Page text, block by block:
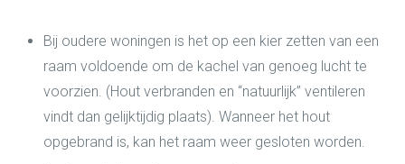
Bij oudere woningen is het op een kier zetten van een
raam voldoende om de kachel van genoeg lucht te
voorzien. (Hout verbranden en “natuurlijk” ventileren
vindt dan gelijktijdig plaats). Wanneer het hout
opgebrand is, kan het raam weer gesloten worden.